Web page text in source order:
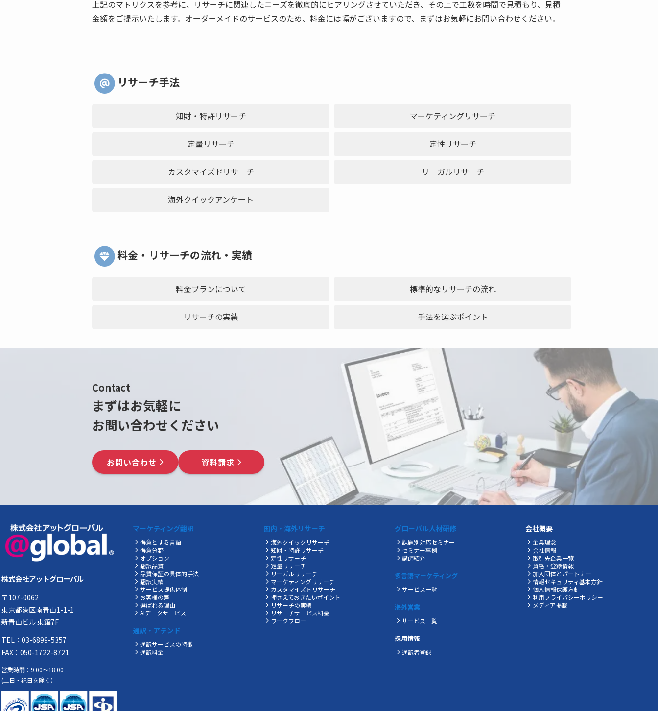
上記のマトリクスを参考に、リサーチに関連したニーズを徹底的にヒアリングさせていただき、その上で工数を時間で見積もり、見積
金額をご提示いたします。オーダーメイドのサービスのため、料金には幅がございますので、まずはお気軽にお問い合わせください。
リサーチ手法
知財・特許リサーチ マーケティングリサーチ
定量リサーチ 定性リサーチ
カスタマイズドリサーチ リーガルリサーチ
海外クイックアンケート
料金・リサーチの流れ・実績
料金プランについて 標準的なリサーチの流れ
リサーチの実績 手法を選ぶポイント
Contact
まずはお気軽に
お問い合わせください
お問い合わせ 資料請求
株式会社アットグローバル
〒107-0062
東京都港区南青山1-1-1
新青山ビル 東館7F
TEL：03-6899-5357
FAX：050-1722-8721
営業時間：9:00～18:00
(土日・祝日を除く）
マーケティング翻訳
得意とする言語
得意分野
オプション
翻訳品質
品質保証の具体的手法
翻訳実績
サービス提供体制
お客様の声
選ばれる理由
AIデータサービス
通訳・アテンド
通訳サービスの特徴
通訳料金
国内・海外リサーチ
海外クイックリサーチ
知財・特許リサーチ
定性リサーチ
定量リサーチ
リーガルリサーチ
マーケティングリサーチ
カスタマイズドリサーチ
押さえておきたいポイント
リサーチの実績
リサーチサービス料金
ワークフロー
グローバル人材研修
課題別対応セミナー
セミナー事例
講師紹介
多言語マーケティング
サービス一覧
海外営業
サービス一覧
採用情報
通訳者登録
会社概要
企業理念
会社情報
取引先企業一覧
資格・登録情報
加入団体とパートナー
情報セキュリティ基本方針
個人情報保護方針
利用プライバシーポリシー
メディア掲載